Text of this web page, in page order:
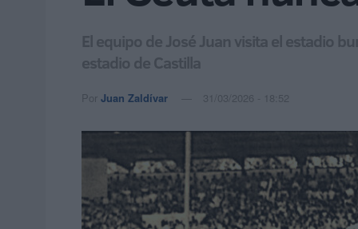
El equipo de José Juan visita el estadio
estadio de Castilla
Por Juan Zaldívar 31/03/2026 - 18:52